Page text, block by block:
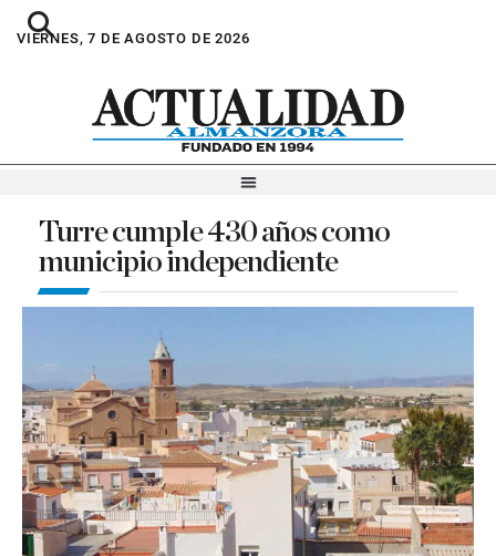
VIERNES, 7 DE AGOSTO DE 2026
Turre cumple 430 años como
municipio independiente